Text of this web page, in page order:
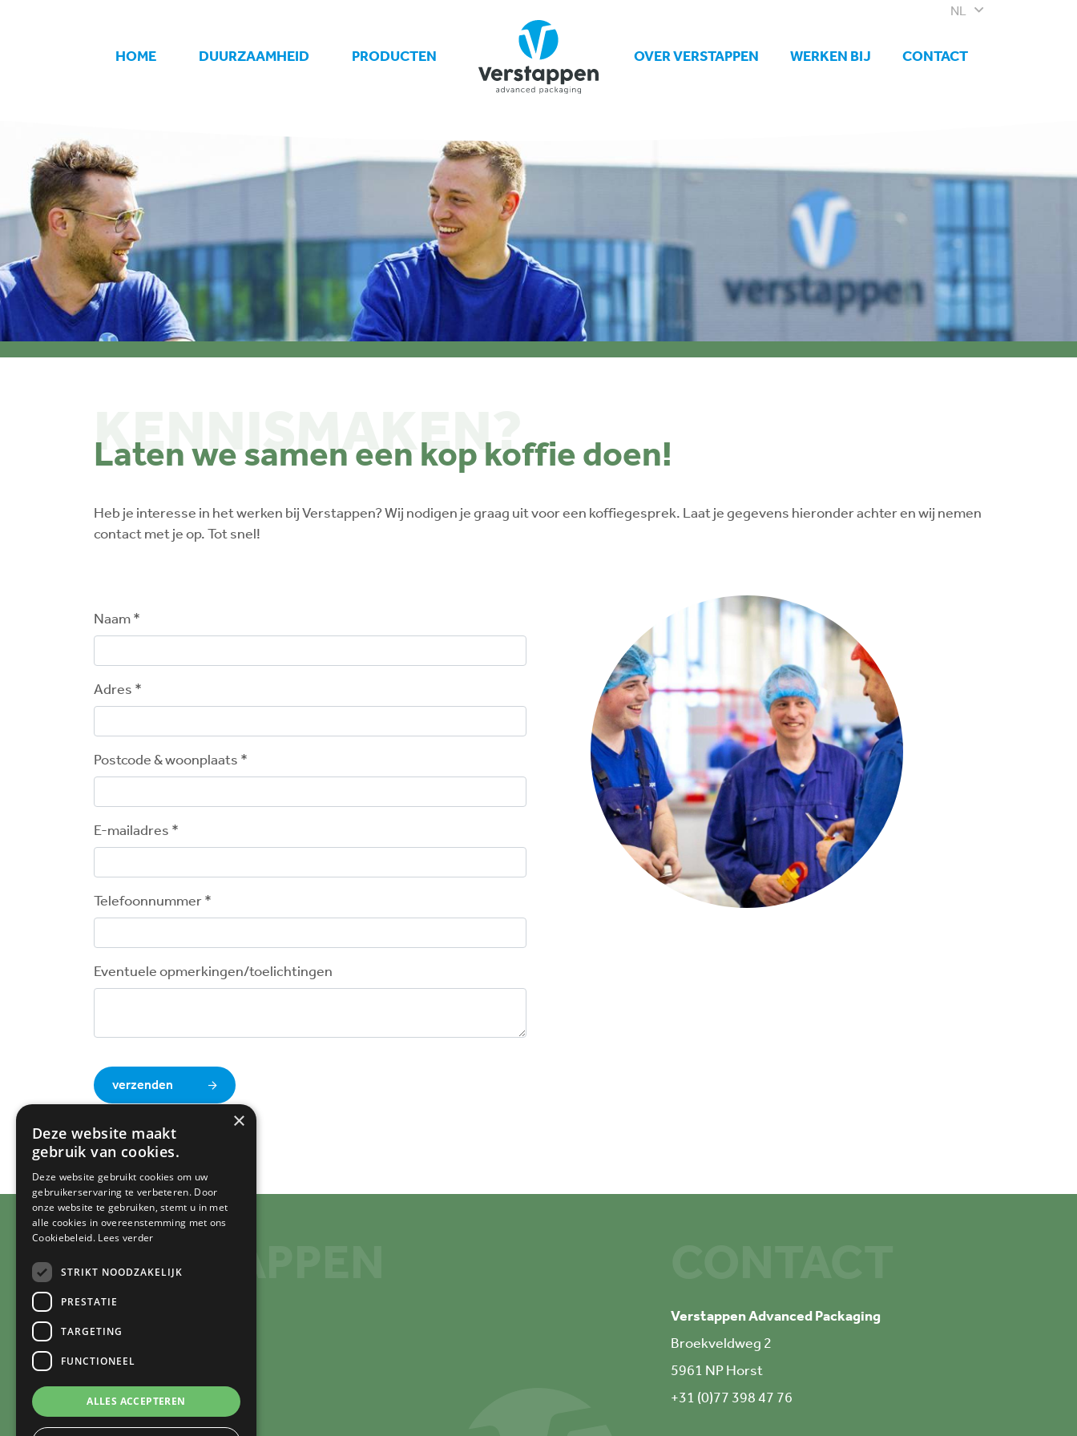
NL
HOME DUURZAAMHEID PRODUCTEN OVER VERSTAPPEN WERKEN BIJ CONTACT
KENNISMAKEN?
Laten we samen een kop koffie doen!
Heb je interesse in het werken bij Verstappen? Wij nodigen je graag uit voor een koffiegesprek. Laat je gegevens hieronder achter en wij nemen
contact met je op. Tot snel!
Naam *
Adres *
Postcode & woonplaats *
E-mailadres *
Telefoonnummer *
Eventuele opmerkingen/toelichtingen
verzenden
VERSTAPPEN
Over Verstappen
Werken bij
Verstappen Advanced Packaging
Broekveldweg 2
5961 NP Horst
+31 (0)77 398 47 76
×
Deze website maakt
gebruik van cookies.
Deze website gebruikt cookies om uw
gebruikerservaring te verbeteren. Door
onze website te gebruiken, stemt u in met
alle cookies in overeenstemming met ons
Cookiebeleid. Lees verder
STRIKT NOODZAKELIJK
PRESTATIE
TARGETING
FUNCTIONEEL
ALLES ACCEPTEREN